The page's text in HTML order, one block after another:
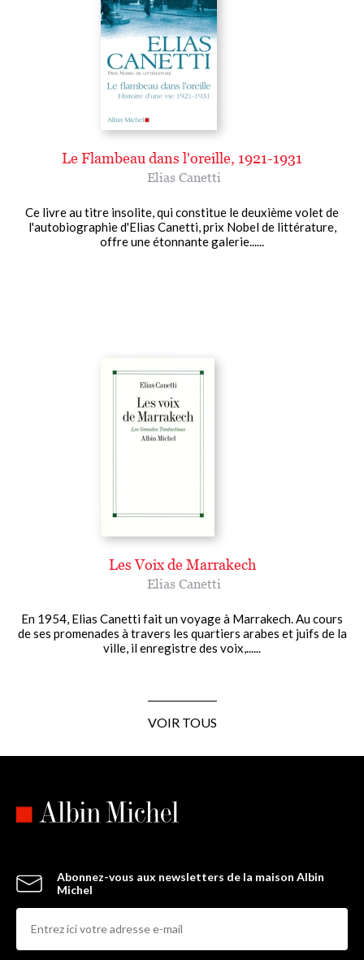
Le Flambeau dans l'oreille, 1921-1931
Elias Canetti
Ce livre au titre insolite, qui constitue le deuxième volet de
l'autobiographie d'Elias Canetti, prix Nobel de littérature,
offre une étonnante galerie......
Les Voix de Marrakech
Elias Canetti
En 1954, Elias Canetti fait un voyage à Marrakech. Au cours
de ses promenades à travers les quartiers arabes et juifs de la
ville, il enregistre des voix,......
VOIR TOUS
Abonnez-vous aux newsletters de la maison Albin
Michel